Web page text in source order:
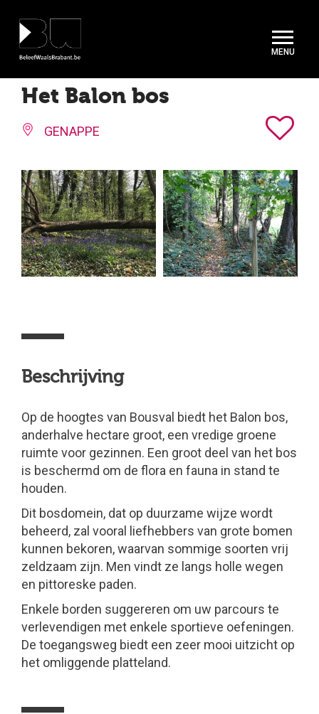
Het Balon bos
GENAPPE
Beschrijving
Op de hoogtes van Bousval biedt het Balon bos,
anderhalve hectare groot, een vredige groene
ruimte voor gezinnen. Een groot deel van het bos
is beschermd om de flora en fauna in stand te
houden.
Dit bosdomein, dat op duurzame wijze wordt
beheerd, zal vooral liefhebbers van grote bomen
kunnen bekoren, waarvan sommige soorten vrij
zeldzaam zijn. Men vindt ze langs holle wegen
en pittoreske paden.
Enkele borden suggereren om uw parcours te
verlevendigen met enkele sportieve oefeningen.
De toegangsweg biedt een zeer mooi uitzicht op
het omliggende platteland.